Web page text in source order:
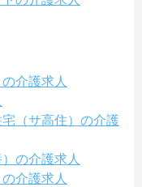
介護求人
（サ高住）の介護
の介護求人
介護求人